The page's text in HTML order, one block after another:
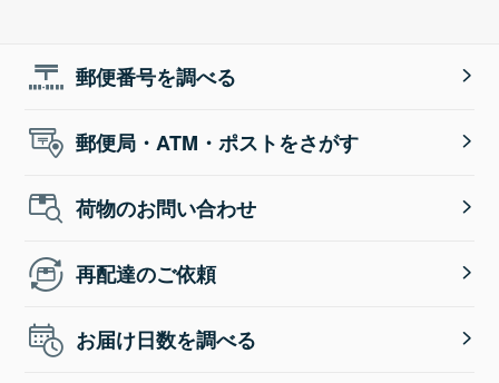
郵便番号を調べる
郵便局・ATM・ポストをさがす
荷物のお問い合わせ
再配達のご依頼
お届け日数を調べる